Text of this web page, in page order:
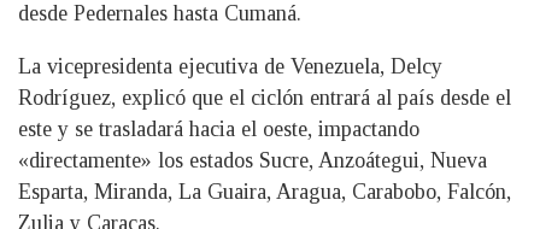
desde Pedernales hasta Cumaná.
La vicepresidenta ejecutiva de Venezuela, Delcy
Rodríguez, explicó que el ciclón entrará al país desde el
este y se trasladará hacia el oeste, impactando
«directamente» los estados Sucre, Anzoátegui, Nueva
Esparta, Miranda, La Guaira, Aragua, Carabobo, Falcón,
Zulia y Caracas.